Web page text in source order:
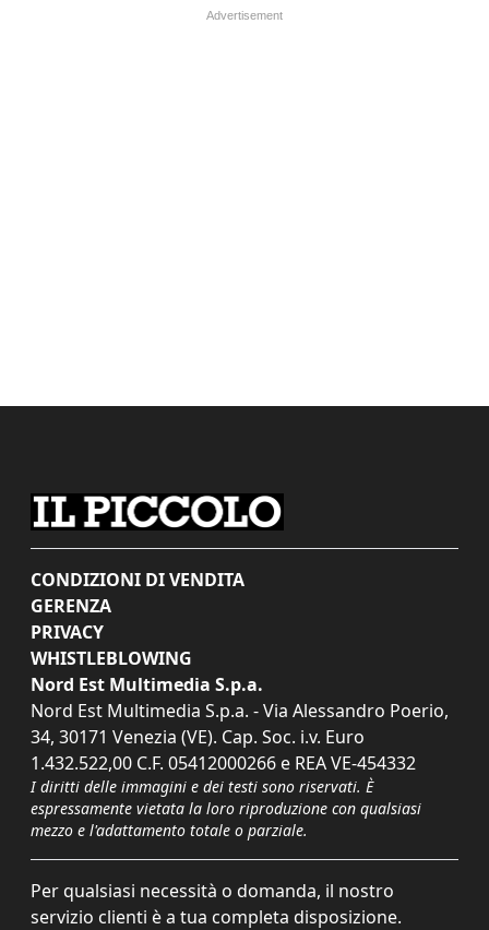
CONDIZIONI DI VENDITA
GERENZA
PRIVACY
WHISTLEBLOWING
Nord Est Multimedia S.p.a.
Nord Est Multimedia S.p.a. - Via Alessandro Poerio,
34, 30171 Venezia (VE). Cap. Soc. i.v. Euro
1.432.522,00 C.F. 05412000266 e REA VE-454332
I diritti delle immagini e dei testi sono riservati. È
espressamente vietata la loro riproduzione con qualsiasi
mezzo e l'adattamento totale o parziale.
Per qualsiasi necessità o domanda, il nostro
servizio clienti è a tua completa disposizione.